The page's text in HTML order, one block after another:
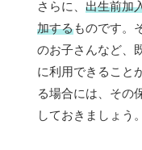
さらに、 出生前加
加するものです。
のお子さんなど、
に利用できること
る場合には、その
しておきましょう。